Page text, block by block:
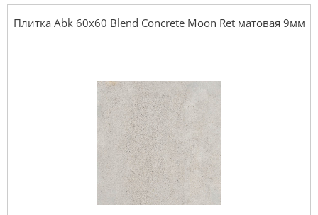
Плитка Abk 60x60 Blend Concrete Moon Ret матовая 9мм